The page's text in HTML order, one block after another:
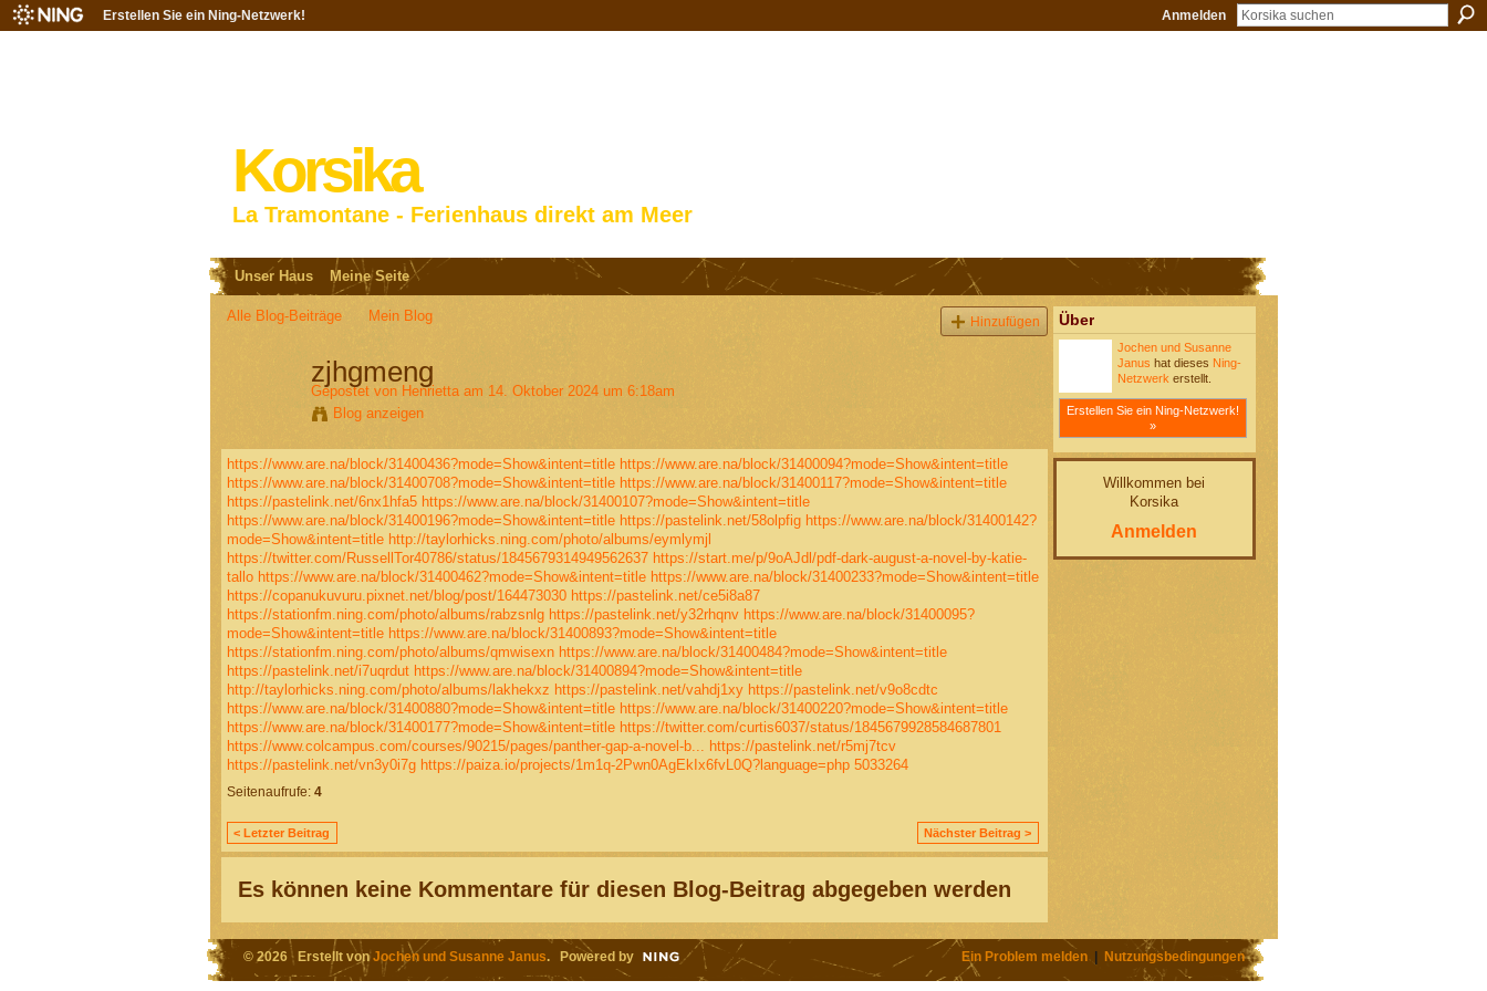
Erstellen Sie ein Ning-Netzwerk! Anmelden
Korsika
La Tramontane - Ferienhaus direkt am Meer
Unser Haus Meine Seite
Alle Blog-Beiträge Mein Blog Hinzufügen
zjhgmeng
Gepostet von Henriettaam 14. Oktober 2024 um 6:18am
Blog anzeigen
https://www.are.na/block/31400436?mode=Show&intent=title https://www.are.na/block/31400094?mode=Show&intent=title
https://www.are.na/block/31400708?mode=Show&intent=title https://www.are.na/block/31400117?mode=Show&intent=title
https://pastelink.net/6nx1hfa5 https://www.are.na/block/31400107?mode=Show&intent=title
https://www.are.na/block/31400196?mode=Show&intent=title https://pastelink.net/58olpfig https://www.are.na/block/31400142?
mode=Show&intent=title http://taylorhicks.ning.com/photo/albums/eymlymjl
https://twitter.com/RussellTor40786/status/1845679314949562637 https://start.me/p/9oAJdl/pdf-dark-august-a-novel-by-katie-
tallo https://www.are.na/block/31400462?mode=Show&intent=title https://www.are.na/block/31400233?mode=Show&intent=title
https://copanukuvuru.pixnet.net/blog/post/164473030 https://pastelink.net/ce5i8a87
https://stationfm.ning.com/photo/albums/rabzsnlg https://pastelink.net/y32rhqnv https://www.are.na/block/31400095?
mode=Show&intent=title https://www.are.na/block/31400893?mode=Show&intent=title
https://stationfm.ning.com/photo/albums/qmwisexn https://www.are.na/block/31400484?mode=Show&intent=title
https://pastelink.net/i7uqrdut https://www.are.na/block/31400894?mode=Show&intent=title
http://taylorhicks.ning.com/photo/albums/lakhekxz https://pastelink.net/vahdj1xy https://pastelink.net/v9o8cdtc
https://www.are.na/block/31400880?mode=Show&intent=title https://www.are.na/block/31400220?mode=Show&intent=title
https://www.are.na/block/31400177?mode=Show&intent=title https://twitter.com/curtis6037/status/1845679928584687801
https://www.colcampus.com/courses/90215/pages/panther-gap-a-novel-b...
https://pastelink.net/r5mj7tcv
https://pastelink.net/vn3y0i7g https://paiza.io/projects/1m1q-2Pwn0AgEkIx6fvL0Q?language=php 5033264
Seitenaufrufe: 4
< Letzter Beitrag Nächster Beitrag >
Es können keine Kommentare für diesen Blog-Beitrag abgegeben werden
Über
Jochen und Susanne
Janus hat dieses Ning-
Netzwerk erstellt.
Erstellen Sie ein Ning-Netzwerk!
»
Willkommen bei
Korsika
Anmelden
© 2026 Erstellt vonJochen und Susanne Janus. Powered by Ein Problem melden| Nutzungsbedingungen